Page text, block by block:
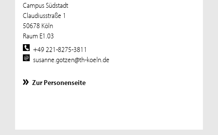
Campus Südstadt
Claudiusstraße 1
50678 Köln
Raum E1.03
+49 221-8275-3811
susanne.gotzen@th-koeln.de
Zur Personenseite